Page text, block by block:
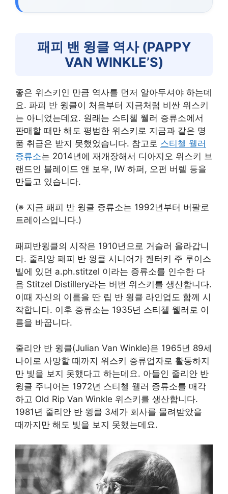
패피 밴 윙클 역사 (PAPPY
VAN WINKLE’S)
좋은 위스키인 만큼 역사를 먼저 알아두셔야 하는데
요. 파피 반 윙클이 처음부터 지금처럼 비싼 위스키
는 아니었는데요. 원래는 스티첼 웰러 증류소에서
판매할 때만 해도 평범한 위스키로 지금과 같은 명
품 취급은 받지 못했었습니다. 참고로 스티첼 웰러
증류소는 2014년에 재개장해서 디아지오 위스키 브
랜드인 블레이드 앤 보우, IW 하퍼, 오펀 버렐 등을
만들고 있습니다.
(※ 지금 패피 반 윙클 증류소는 1992년부터 버팔로
트레이스입니다.)
패피반윙클의 시작은 1910년으로 거슬러 올라갑니
다. 줄리앙 패피 반 윙클 시니어가 켄터키 주 루이스
빌에 있던 a.ph.stitzel 이라는 증류소를 인수한 다
음 Stitzel Distillery라는 버번 위스키를 생산합니다.
이때 자신의 이름을 딴 립 반 윙클 라인업도 함께 시
작합니다. 이후 증류소는 1935년 스티첼 웰러로 이
름을 바꿉니다.
줄리안 반 윙클(Julian Van Winkle)은 1965년 89세
나이로 사망할 때까지 위스키 증류업자로 활동하지
만 빛을 보지 못했다고 하는데요. 아들인 줄리안 반
윙클 주니어는 1972년 스티첼 웰러 증류소를 매각
하고 Old Rip Van Winkle 위스키를 생산합니다.
1981년 줄리안 반 윙클 3세가 회사를 물려받았을
때까지만 해도 빛을 보지 못했는데요.